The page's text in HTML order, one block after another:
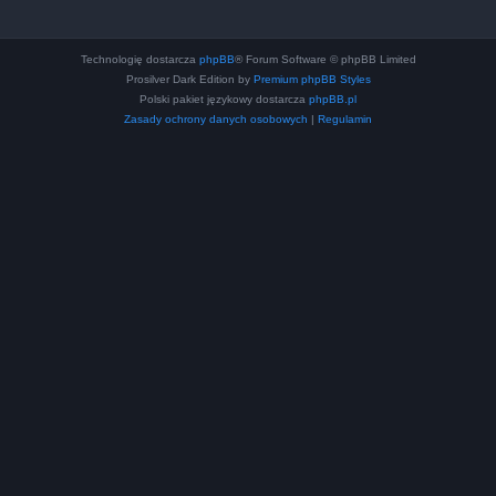
Technologię dostarcza phpBB® Forum Software © phpBB Limited
Prosilver Dark Edition by Premium phpBB Styles
Polski pakiet językowy dostarcza phpBB.pl
Zasady ochrony danych osobowych | Regulamin